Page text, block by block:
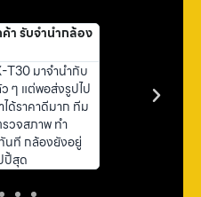
า รับจำนำกล้อง
T30 มาจำนำกับ
ๆ แต่พอส่งรูปไป
ได้ราคาดีมาก ทีม
วจสภาพ ทำ
นที กล้องยังอยู่
ปี้สุด
เอง เลยเอามาจ
มาก ๆ แถมยังมีเ